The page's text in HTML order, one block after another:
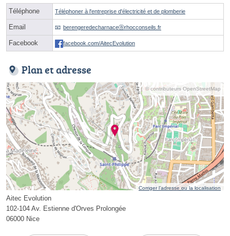
Téléphone Téléphoner à l'entreprise d'électricité et de plomberie
Email berengeredecharnaceⓐrhocconseils.fr
Facebook facebook.com/AitecEvolution
Plan et adresse
© contributeurs OpenStreetMap
Corriger l’adresse ou la localisation
Aitec Evolution
102-104 Av. Estienne d'Orves Prolongée
06000 Nice